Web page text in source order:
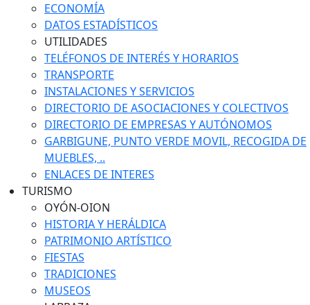
ECONOMÍA
DATOS ESTADÍSTICOS
UTILIDADES
TELÉFONOS DE INTERÉS Y HORARIOS
TRANSPORTE
INSTALACIONES Y SERVICIOS
DIRECTORIO DE ASOCIACIONES Y COLECTIVOS
DIRECTORIO DE EMPRESAS Y AUTÓNOMOS
GARBIGUNE, PUNTO VERDE MOVIL, RECOGIDA DE
MUEBLES, ..
ENLACES DE INTERES
TURISMO
OYÓN-OION
HISTORIA Y HERÁLDICA
PATRIMONIO ARTÍSTICO
FIESTAS
TRADICIONES
MUSEOS